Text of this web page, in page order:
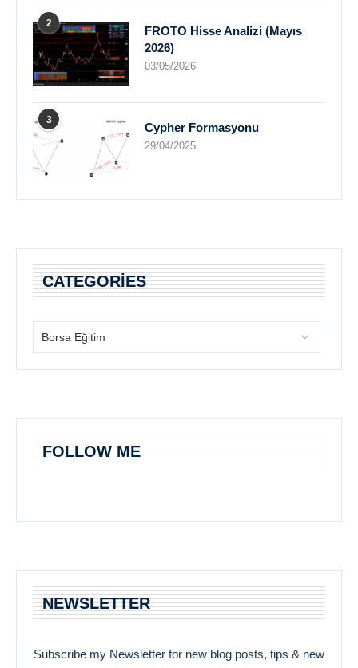
2
FROTO Hisse Analizi (Mayıs
2026)
03/05/2026
3
Cypher Formasyonu
29/04/2025
CATEGORIES
FOLLOW ME
NEWSLETTER
Subscribe my Newsletter for new blog posts, tips & new